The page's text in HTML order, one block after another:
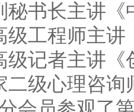
秘书长主讲
级工程师主
级记者主讲
二级心理咨